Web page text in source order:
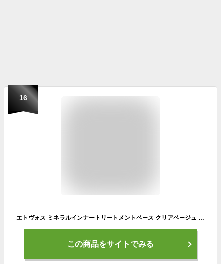
16
エトヴォス ミネラルインナートリートメントベース クリアベージュ 本体 25ml 化粧下地 【送料無料】 アットコスメ 正規品
この商品をサイトでみる